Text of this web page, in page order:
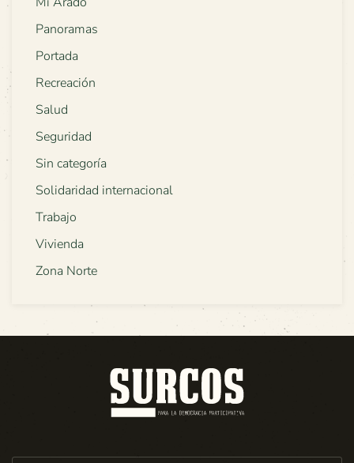
Panoramas
Portada
Recreación
Salud
Seguridad
Sin categoría
Solidaridad internacional
Trabajo
Vivienda
Zona Norte